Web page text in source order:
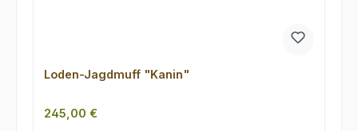
Loden-Jagdmuff "Kanin"
Regulärer Preis:
245,00 €